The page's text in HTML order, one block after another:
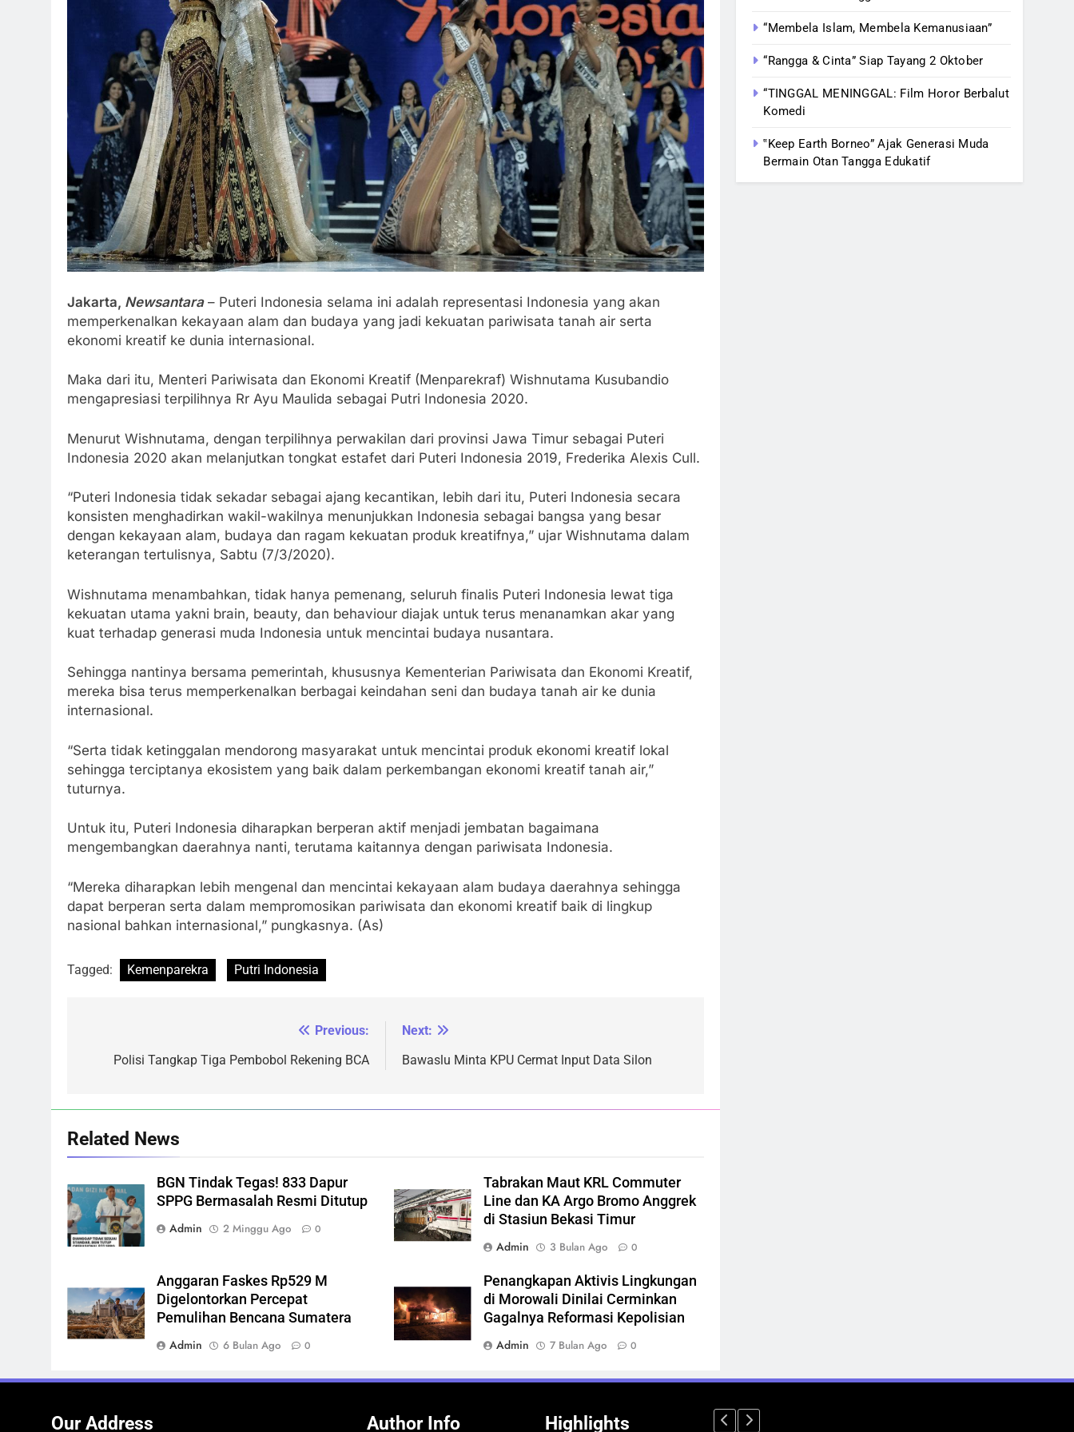
Jakarta, Newsantara– Puteri Indonesia selama ini adalah representasi Indonesia yang akan
memperkenalkan kekayaan alam dan budaya yang jadi kekuatan pariwisata tanah air serta
ekonomi kreatif ke dunia internasional.
Maka dari itu, Menteri Pariwisata dan Ekonomi Kreatif (Menparekraf) Wishnutama Kusubandio
mengapresiasi terpilihnya Rr Ayu Maulida sebagai Putri Indonesia 2020.
Menurut Wishnutama, dengan terpilihnya perwakilan dari provinsi Jawa Timur sebagai Puteri
Indonesia 2020 akan melanjutkan tongkat estafet dari Puteri Indonesia 2019, Frederika Alexis Cull.
“Puteri Indonesia tidak sekadar sebagai ajang kecantikan, lebih dari itu, Puteri Indonesia secara
konsisten menghadirkan wakil-wakilnya menunjukkan Indonesia sebagai bangsa yang besar
dengan kekayaan alam, budaya dan ragam kekuatan produk kreatifnya,” ujar Wishnutama dalam
keterangan tertulisnya, Sabtu (7/3/2020).
Wishnutama menambahkan, tidak hanya pemenang, seluruh finalis Puteri Indonesia lewat tiga
kekuatan utama yakni brain, beauty, dan behaviour diajak untuk terus menanamkan akar yang
kuat terhadap generasi muda Indonesia untuk mencintai budaya nusantara.
Sehingga nantinya bersama pemerintah, khususnya Kementerian Pariwisata dan Ekonomi Kreatif,
mereka bisa terus memperkenalkan berbagai keindahan seni dan budaya tanah air ke dunia
internasional.
“Serta tidak ketinggalan mendorong masyarakat untuk mencintai produk ekonomi kreatif lokal
sehingga terciptanya ekosistem yang baik dalam perkembangan ekonomi kreatif tanah air,”
tuturnya.
Untuk itu, Puteri Indonesia diharapkan berperan aktif menjadi jembatan bagaimana
mengembangkan daerahnya nanti, terutama kaitannya dengan pariwisata Indonesia.
“Mereka diharapkan lebih mengenal dan mencintai kekayaan alam budaya daerahnya sehingga
dapat berperan serta dalam mempromosikan pariwisata dan ekonomi kreatif baik di lingkup
nasional bahkan internasional,” pungkasnya. (As)
Tagged: Kemenparekra Putri Indonesia
Previous:
Polisi Tangkap Tiga Pembobol Rekening BCA
Next:
Bawaslu Minta KPU Cermat Input Data Silon
Related News
BGN Tindak Tegas! 833 Dapur
SPPG Bermasalah Resmi Ditutup
Admin
2 Minggu Ago 0
Tabrakan Maut KRL Commuter
Line dan KA Argo Bromo Anggrek
di Stasiun Bekasi Timur
Admin
3 Bulan Ago 0
Anggaran Faskes Rp529 M
Digelontorkan Percepat
Pemulihan Bencana Sumatera
Admin
6 Bulan Ago 0
Penangkapan Aktivis Lingkungan
di Morowali Dinilai Cerminkan
Gagalnya Reformasi Kepolisian
Admin
7 Bulan Ago 0
“Membela Islam, Membela Kemanusiaan”
“Rangga & Cinta” Siap Tayang 2 Oktober
“TINGGAL MENINGGAL: Film Horor Berbalut
Komedi
‟Keep Earth Borneo” Ajak Generasi Muda
Bermain Otan Tangga Edukatif
Our Address Author Info Highlights